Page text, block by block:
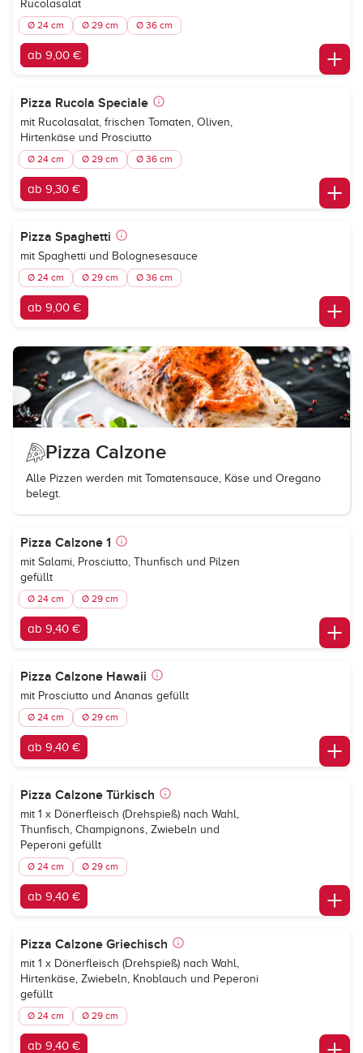
Rucolasalat
Ø 24 cm Ø 29 cm Ø 36 cm
ab 9,00 €
Pizza Rucola Speciale
mit Rucolasalat, frischen Tomaten, Oliven,
Hirtenkäse und Prosciutto
Ø 24 cm Ø 29 cm Ø 36 cm
ab 9,30 €
Pizza Spaghetti
mit Spaghetti und Bolognesesauce
Ø 24 cm Ø 29 cm Ø 36 cm
ab 9,00 €
Pizza Calzone
Alle Pizzen werden mit Tomatensauce, Käse und Oregano
belegt.
Pizza Calzone 1
mit Salami, Prosciutto, Thunfisch und Pilzen
gefüllt
Ø 24 cm Ø 29 cm
ab 9,40 €
Pizza Calzone Hawaii
mit Prosciutto und Ananas gefüllt
Ø 24 cm Ø 29 cm
ab 9,40 €
Pizza Calzone Türkisch
mit 1 x Dönerfleisch (Drehspieß) nach Wahl,
Thunfisch, Champignons, Zwiebeln und
Peperoni gefüllt
Ø 24 cm Ø 29 cm
ab 9,40 €
Pizza Calzone Griechisch
mit 1 x Dönerfleisch (Drehspieß) nach Wahl,
Hirtenkäse, Zwiebeln, Knoblauch und Peperoni
gefüllt
Ø 24 cm Ø 29 cm
ab 9,40 €